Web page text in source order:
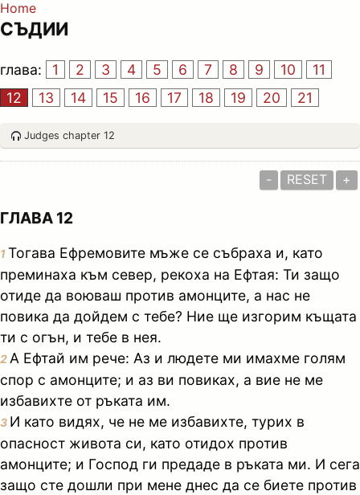
Home
СЪДИИ
глава: 1 2 3 4 5 6 7 8 9 10
11
12
13 14 15 16 17 18 19 20 21
Judges chapter 12
- RESET +
ГЛАВА 12
1Тогава Ефремовите мъже се събраха и, като
преминаха към север, рекоха на Ефтая: Ти защо
отиде да воюваш против амонците, а нас не
повика да дойдем с тебе? Ние ще изгорим къщата
ти с огън, и тебе в нея.
2 А Ефтай им рече: Аз и людете ми имахме голям
спор с амонците; и аз ви повиках, а вие не ме
избавихте от ръката им.
3 И като видях, че не ме избавихте, турих в
опасност живота си, като отидох против
амонците; и Господ ги предаде в ръката ми. И сега
защо сте дошли при мене днес да се биете против